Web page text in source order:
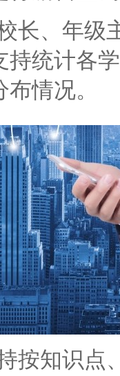
长、年级
持统计各
情况。
按知识点